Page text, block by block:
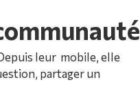
leur mobile, elle
partager un